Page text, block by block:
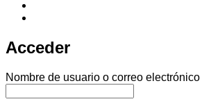
Acceder
Nombre de usuario o correo electrónico